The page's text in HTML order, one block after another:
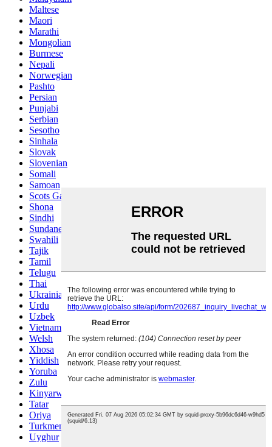
Maltese
Maori
Marathi
Mongolian
Burmese
Nepali
Norwegian
Pashto
Persian
Punjabi
Serbian
Sesotho
Sinhala
Slovak
Slovenian
Somali
Samoan
Scots Gaelic
Shona
Sindhi
Sundanese
Swahili
Tajik
Tamil
Telugu
Thai
Ukrainian
Urdu
Uzbek
Vietnamese
Welsh
Xhosa
Yiddish
Yoruba
Zulu
Kinyarwanda
Tatar
Oriya
Turkmen
Uyghur